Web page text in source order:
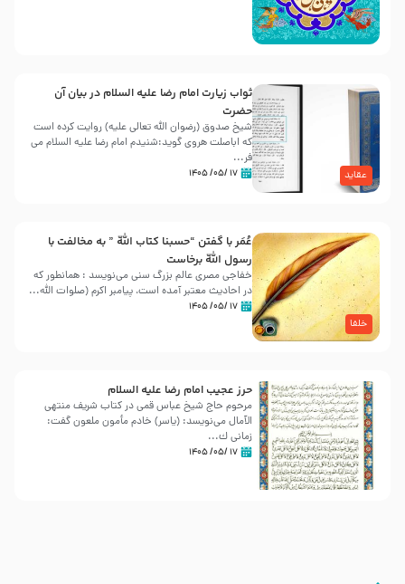
عقاید
ثواب زیارت امام رضا علیه السلام در بیان آن
حضرت
شیخ صدوق (رضوان الله تعالی علیه) روایت کرده است
که اباصلت هروی گوید:شنیدم امام رضا علیه السلام می
فر...
۱۷ /۰۵/ ۱۴۰۵
خلفا
عُمَر با گفتن “حسبنا كتاب اللّه ” به مخالفت با
رسول اللّه برخاست
خفاجی مصری عالم بزرگ سنی می‌نویسد : همانطور که
در احادیث معتبر آمده است، پیامبر اکرم (صلوات اللّه...
۱۷ /۰۵/ ۱۴۰۵
حرز عجیب امام رضا علیه السلام
مرحوم حاج شیخ عباس قمی در کتاب شریف منتهی
الآمال می‌نویسد: (ياسر) خادم مأمون ملعون گفت:
زمانى ك...
۱۷ /۰۵/ ۱۴۰۵